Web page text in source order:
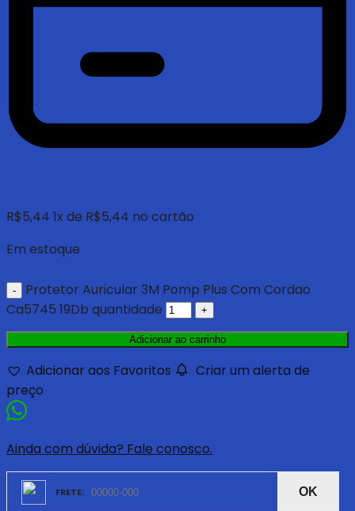
R$5,44 1x de R$5,44 no cartão
Em estoque
Protetor Auricular 3M Pomp Plus Com Cordao
Ca5745 19Db quantidade
Adicionar ao carrinho
Adicionar aos Favoritos
Criar um alerta de
preço
Ainda com dúvida? Fale conosco.
OK